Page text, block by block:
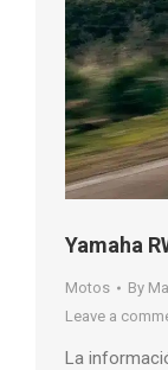
Yamaha
Motos By
Leave a
La